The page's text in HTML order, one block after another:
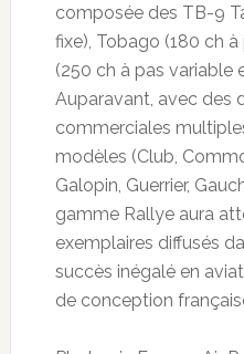
composée des TB-9
fixe), Tobago (180 ch
(250 ch à pas variable
Auparavant, avec des
commerciales
modèles (Club,
Galopin, Guerrier,
gamme Rallye aura
exemplaires diffusés
succès inégalé en
de conception